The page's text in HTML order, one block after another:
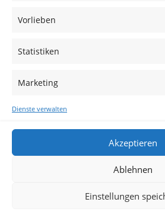
Vorlieben
Statistiken
Marketing
Dienste verwalten
Akzeptieren
Ablehnen
Einstellungen
Anmelden
Kommentar-Feed
WordPress.org
Cookie-Richtlinie (EU)